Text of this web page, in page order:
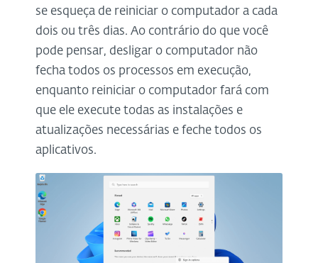
se esqueça de reiniciar o computador a cada
dois ou três dias. Ao contrário do que você
pode pensar, desligar o computador não
fecha todos os processos em execução,
enquanto reiniciar o computador fará com
que ele execute todas as instalações e
atualizações necessárias e feche todos os
aplicativos.